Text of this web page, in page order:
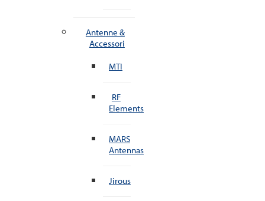
Antenne &
Accessori
MTI
RF
Elements
MARS
Antennas
Jirous